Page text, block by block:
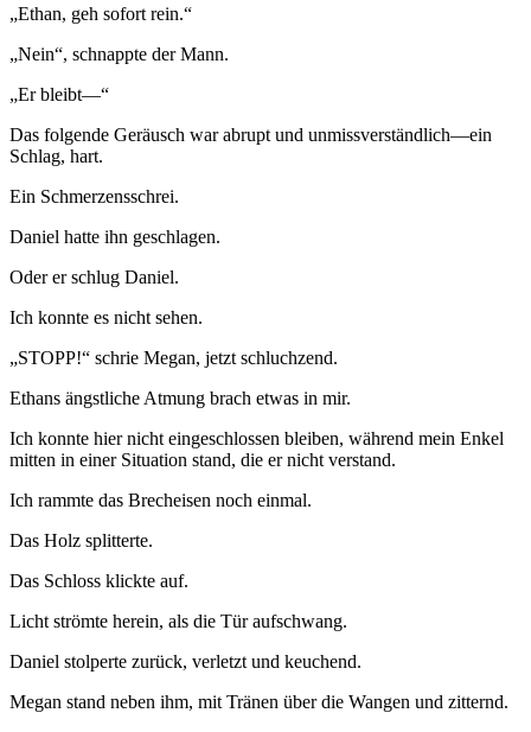
„Ethan, geh sofort rein.“
„Nein“, schnappte der Mann.
„Er bleibt—“
Das folgende Geräusch war abrupt und unmissverständlich—ein
Schlag, hart.
Ein Schmerzensschrei.
Daniel hatte ihn geschlagen.
Oder er schlug Daniel.
Ich konnte es nicht sehen.
„STOPP!“ schrie Megan, jetzt schluchzend.
Ethans ängstliche Atmung brach etwas in mir.
Ich konnte hier nicht eingeschlossen bleiben, während mein Enkel
mitten in einer Situation stand, die er nicht verstand.
Ich rammte das Brecheisen noch einmal.
Das Holz splitterte.
Das Schloss klickte auf.
Licht strömte herein, als die Tür aufschwang.
Daniel stolperte zurück, verletzt und keuchend.
Megan stand neben ihm, mit Tränen über die Wangen und zitternd.